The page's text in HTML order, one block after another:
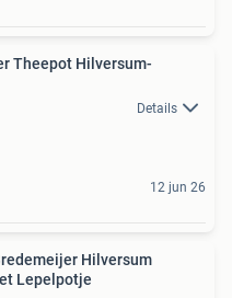
Theepot Hilversum-
Details
12 jun 26
Hilversum
Lepelpotje